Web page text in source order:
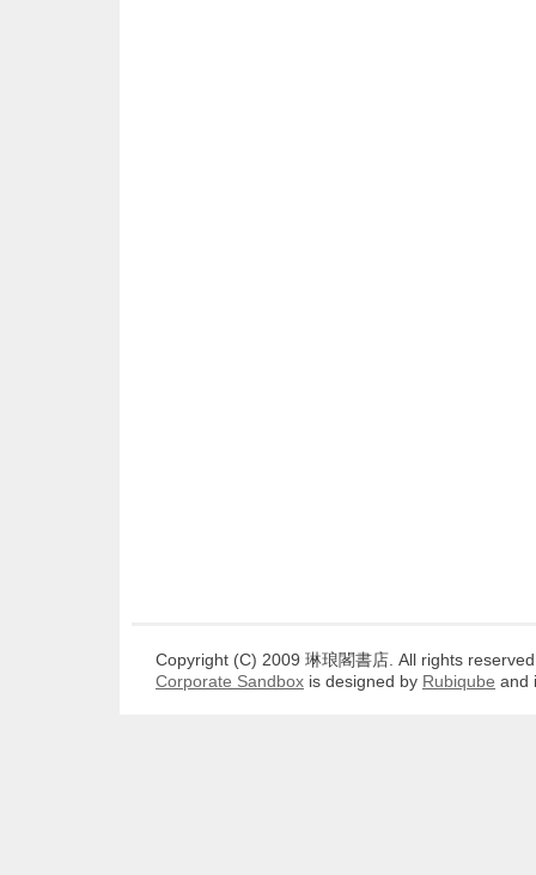
Copyright (C) 2009 琳琅閣書店. All rights
Corporate Sandbox is designed by Rubiqube and